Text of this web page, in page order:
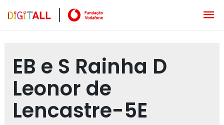
EB e S Rainha D
Leonor de
Lencastre-5E